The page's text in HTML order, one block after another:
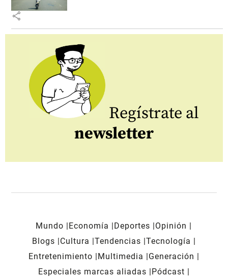
share
Regístrate al
newsletter
Mundo Economía Deportes
Opinión
Blogs
Cultura Tendencias Tecnología
Entretenimiento
Multimedia
Generación
Especiales marcas aliadas
Pódcast